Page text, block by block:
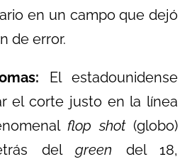
en un campo que dejó
de error.
El estadounidense
el corte justo en la línea
flop shot(globo)
delgreen del 18,